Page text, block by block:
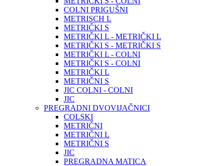
COLNI PRIGUŠNI
METRISCH L
METRIČKI S
METRIČKI L - METRIČKI L
METRIČKI S - METRIČKI S
METRIČKI L - COLNI
METRIČKI S - COLNI
METRIČKI L
METRIČNI S
JIC COLNI - COLNI
JIC
PREGRADNI DVOVIJAČNICI
COLSKI
METRIČNI
METRIČNI L
METRIČNI S
JIC
PREGRADNA MATICA